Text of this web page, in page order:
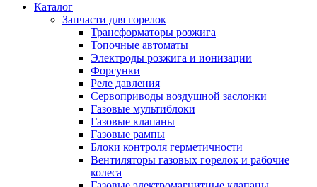
Каталог
Запчасти для горелок
Трансформаторы розжига
Топочные автоматы
Электроды розжига и ионизации
Форсунки
Реле давления
Сервоприводы воздушной заслонки
Газовые мультиблоки
Газовые клапаны
Газовые рампы
Блоки контроля герметичности
Вентиляторы газовых горелок и рабочие
колеса